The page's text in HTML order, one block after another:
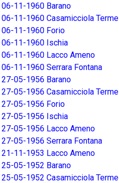
06-11-1960 Barano
06-11-1960 Casamicciola Terme
06-11-1960 Forio
06-11-1960 Ischia
06-11-1960 Lacco Ameno
06-11-1960 Serrara Fontana
27-05-1956 Barano
27-05-1956 Casamicciola Terme
27-05-1956 Forio
27-05-1956 Ischia
27-05-1956 Lacco Ameno
27-05-1956 Serrara Fontana
21-11-1953 Lacco Ameno
25-05-1952 Barano
25-05-1952 Casamicciola Terme